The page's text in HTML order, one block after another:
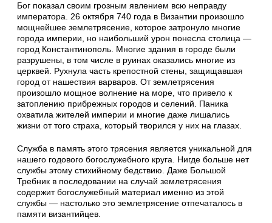
Бог показал своим грозным явлением всю неправду
императора. 26 октября 740 года в Византии произошло
мощнейшее землетрясение, которое затронуло многие
города империи, но наибольший урон понесла столица —
город Константинополь. Многие здания в городе были
разрушены, в том числе в руинах оказались многие из
церквей. Рухнула часть крепостной стены, защищавшая
город от нашествия варваров. От землетрясения
произошло мощное волнение на море, что привело к
затоплению прибрежных городов и селений. Паника
охватила жителей империи и многие даже лишались
жизни от того страха, который творился у них на глазах.
Служба в память этого трясения является уникальной для
нашего годового богослужебного круга. Нигде больше нет
службы этому стихийному бедствию. Даже Большой
Требник в последовании на случай землетрясения
содержит богослужебный материал именно из этой
службы — настолько это землетрясение отпечаталось в
памяти византийцев.